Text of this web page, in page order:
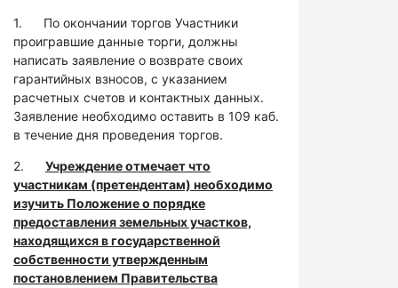
1. По окончании торгов Участники
проигравшие данные торги, должны
написать заявление о возврате своих
гарантийных взносов, с указанием
расчетных счетов и контактных данных.
Заявление необходимо оставить в 109 каб.
в течение дня проведения торгов.
2. Учреждение отмечает что
участникам (претендентам) необходимо
изучить Положение о порядке
предоставления земельных участков,
находящихся в государственной
собственности утвержденным
постановлением Правительства